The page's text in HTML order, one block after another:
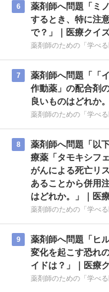
6
薬剤師へ問題「ミ
するとき、特に注
で？」｜医療クイ
薬剤師のための「学べる
7
薬剤師へ問題「「
作動薬」の配合剤
良いものはどれか
薬剤師のための「学べる
8
薬剤師へ問題「以
療薬「タモキシフ
がんによる死亡リ
あることから併用
はどれか。」｜医
薬剤師のための「学べる
9
薬剤師へ問題「ヒ
変化を起こす恐れ
イドは？」｜医療
薬剤師のための「学べる